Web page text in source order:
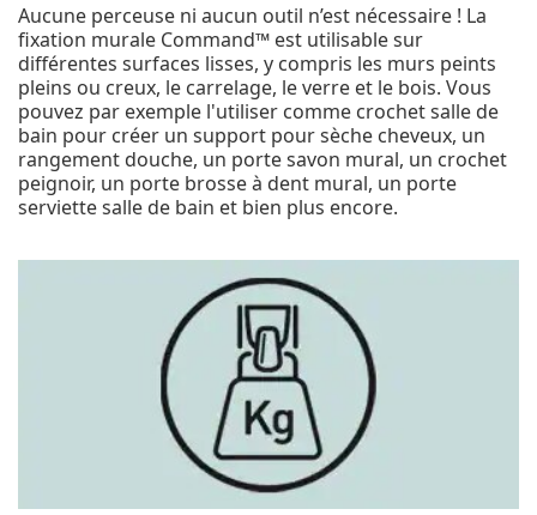
Aucune perceuse ni aucun outil n’est nécessaire ! La
fixation murale Command™ est utilisable sur
différentes surfaces lisses, y compris les murs peints
pleins ou creux, le carrelage, le verre et le bois. Vous
pouvez par exemple l'utiliser comme crochet salle de
bain pour créer un support pour sèche cheveux, un
rangement douche, un porte savon mural, un crochet
peignoir, un porte brosse à dent mural, un porte
serviette salle de bain et bien plus encore.